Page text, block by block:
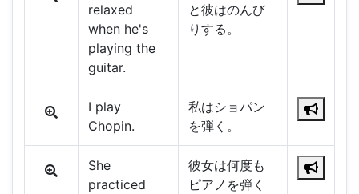
relaxed
when he's
playing the
guitar.
と彼はのんび
りする。
I play
Chopin.
私はショパン
を弾く。
She
practiced
彼女は何度も
ピアノを弾く